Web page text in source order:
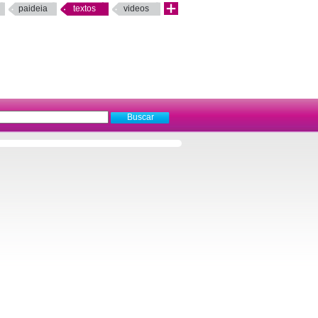
paideia textos videos